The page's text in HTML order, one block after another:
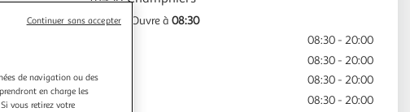
Fermé Ouvre à 08:30
08:30 - 20:00
08:30 - 20:00
Mercredi
08:30 - 20:00
08:30 - 20:00
de navigation ou des
en charge les
vous retirez votre
Continuer sans accepter